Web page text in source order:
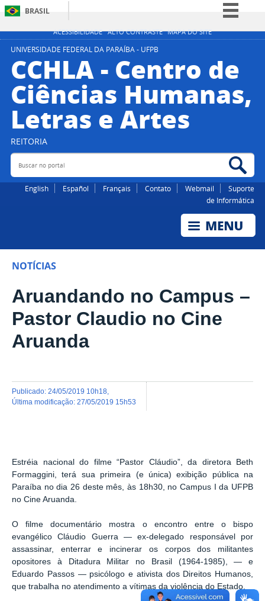
ACESSIBILIDADE ALTO CONTRASTE MAPA DO SITE
BRASIL
Simplifique!
Participe
Legislação
Canais
UNIVERSIDADE FEDERAL DA PARAÍBA - UFPB
CCHLA - Centro de
Ciências Humanas,
Letras e Artes
REITORIA
Buscar no portal
English Español Français Contato Webmail
Suporte
de Informática
NOTÍCIAS
Aruandando no Campus –
Pastor Claudio no Cine
Aruanda
publicado: 24/05/2019 10h18
última modificação: 27/05/2019 15h53
Estréia nacional do filme “Pastor Cláudio”, da diretora Beth
Formaggini, terá sua primeira (e única) exibição pública na
Paraíba no dia 26 deste mês, às 18h30, no Campus I da UFPB
no Cine Aruanda.
O filme documentário mostra o encontro entre o bispo
evangélico Cláudio Guerra — ex-delegado responsável por
assassinar, enterrar e incinerar os corpos dos militantes
opositores à Ditadura Militar no Brasil (1964-1985), — e
Eduardo Passos — psicólogo e ativista dos Direitos Humanos,
que trabalha no atendimento a vítimas da violência do Estado.